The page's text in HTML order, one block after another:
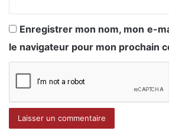
Enregistrer mon nom, mon e-
le navigateur pour mon prochain